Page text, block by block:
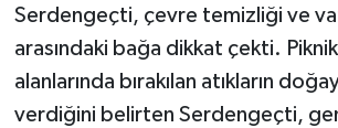
Serdengeçti, çevre temizliği ve
arasındaki bağa dikkat çekti.
alanlarında bırakılan atıkların
verdiğini belirten Serdengeçti,